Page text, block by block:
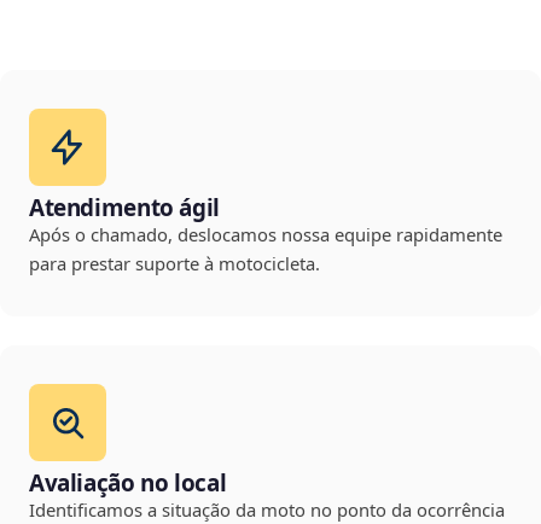
Atendimento ágil
Após o chamado, deslocamos nossa equipe rapidamente
para prestar suporte à motocicleta.
Avaliação no local
Identificamos a situação da moto no ponto da ocorrência